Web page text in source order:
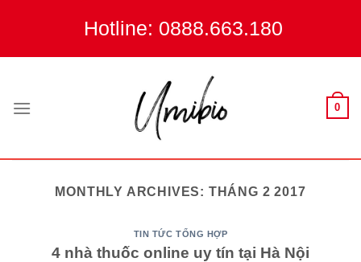
Hotline: 0888.663.180
0
MONTHLY ARCHIVES: THÁNG 2 2017
TIN TỨC TỔNG HỢP
4 nhà thuốc online uy tín tại Hà Nội